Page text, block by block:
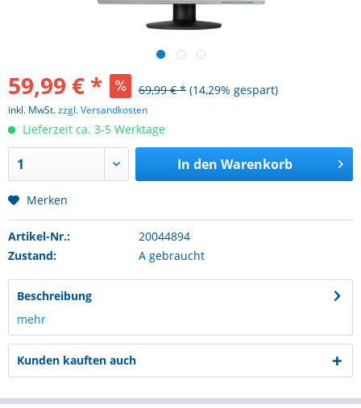
59,99 € * 69,99 € * (14,29% gespart)
inkl. MwSt.zzgl. Versandkosten
Lieferzeit ca. 3-5 Werktage
In den Warenkorb
Merken
Artikel-Nr.:
20044894
Zustand:
A gebraucht
Beschreibung
mehr
Kunden kauften auch